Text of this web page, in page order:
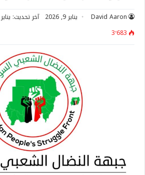
David Aaron يناير 9, 2026 آخر تحديث: يناير 9, 2026
3٬683